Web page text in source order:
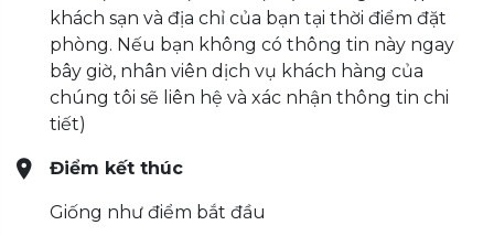
khách sạn và địa chỉ của bạn tại thời điểm đặt
phòng. Nếu bạn không có thông tin này ngay
bây giờ, nhân viên dịch vụ khách hàng của
chúng tôi sẽ liên hệ và xác nhận thông tin chi
tiết)
Điểm kết thúc
Giống như điểm bắt đầu